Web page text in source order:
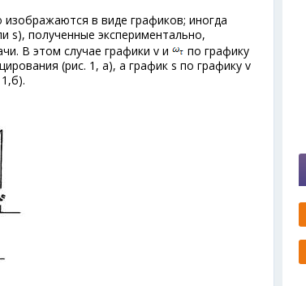
в виде графиков; иногда
s), полученные экспериментально,
В этом случае графики v и
по графику
(рис. 1, а), а график s по графику v